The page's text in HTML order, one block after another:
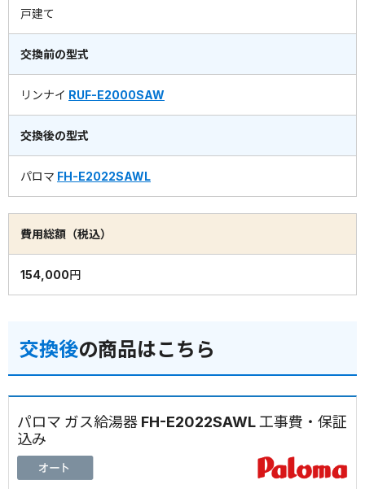
戸建て
交換前の型式
リンナイ RUF-E2000SAW
交換後の型式
パロマ FH-E2022SAWL
費用総額（税込）
154,000円
交換後の商品はこちら
パロマ ガス給湯器 FH-E2022SAWL 工事費・保証
込み